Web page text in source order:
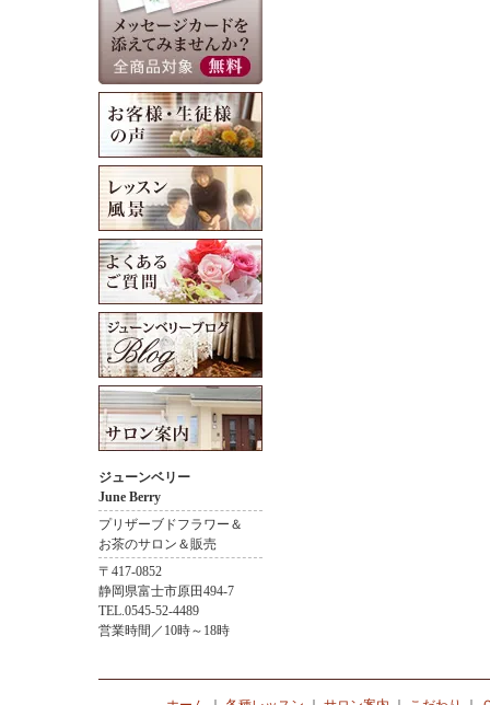
ジューンベリー
June Berry
プリザーブドフラワー＆
お茶のサロン＆販売
〒417-0852
静岡県富士市原田494-7
TEL.0545-52-4489
営業時間／10時～18時